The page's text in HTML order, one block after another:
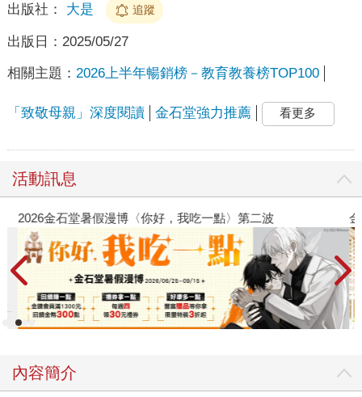
出版社： 大是 追蹤
出版日： 2025/05/27
相關主題： 2026上半年暢銷榜－教育教養榜TOP100
「致敬母親」深度閱讀 金石堂強力推薦 看更多
活動訊息
2026金石堂暑假漫博〈你好，我吃一點〉第二波
內容簡介